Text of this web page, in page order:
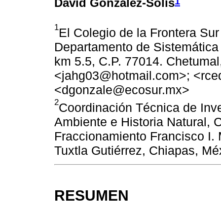
1El Colegio de la Frontera
Departamento de
km 5.5, C.P. 77014.
<jahg03@hotmail.com>;
<dgonzale@ecosur.mx>
2Coordinación Técnica de
Ambiente e Historia Natural,
Fraccionamiento Francisco I.
Tuxtla Gutiérrez, Chiapas,
RESUMEN